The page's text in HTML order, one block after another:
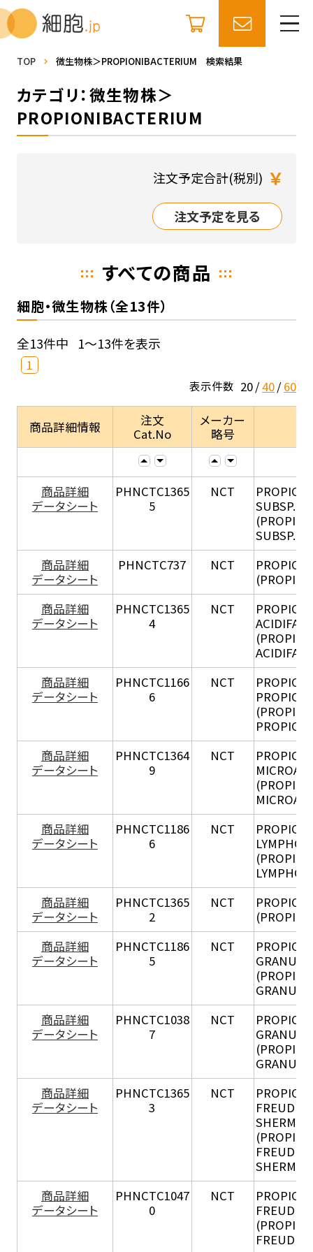
TOP 微生物株＞PROPIONIBACTERIUM 検索結果
カテゴリ：微生物株＞
PROPIONIBACTERIUM
注文予定合計(税別) ￥
注文予定を見る
すべての商品
細胞・微生物株（全13件）
全13件中 1～13件を表示
1
表示件数 20 40 60
商品詳細情報
注文
Cat.No
メーカー
略号
商品詳細
データシート
PHNCTC1365
5
NCT
SUBSP.
SUBSP.
商品詳細
データシート
PHNCTC737 NCT
商品詳細
データシート
PHNCTC1365
4
NCT
商品詳細
データシート
PHNCTC1166
6
NCT
商品詳細
データシート
PHNCTC1364
9
NCT
商品詳細
データシート
PHNCTC1186
6
NCT
商品詳細
データシート
PHNCTC1365
2
NCT
商品詳細
データシート
PHNCTC1186
5
NCT
商品詳細
データシート
PHNCTC1038
7
NCT
商品詳細
データシート
PHNCTC1365
3
NCT
商品詳細
データシート
PHNCTC1047
0
NCT